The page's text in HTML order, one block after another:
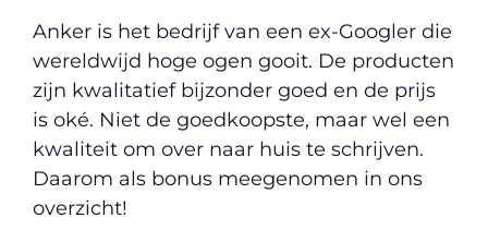
Anker is het bedrijf van een ex-Googler die
wereldwijd hoge ogen gooit. De producten
zijn kwalitatief bijzonder goed en de prijs
is oké. Niet de goedkoopste, maar wel een
kwaliteit om over naar huis te schrijven.
Daarom als bonus meegenomen in ons
overzicht!